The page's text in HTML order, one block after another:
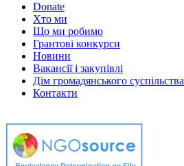
Donate
Хто ми
Що ми робимо
Грантові конкурси
Новини
Вакансії і закупівлі
Дім громадянського суспільства
Контакти